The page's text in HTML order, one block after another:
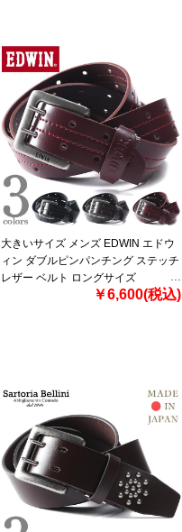
大きいサイズ メンズ EDWIN エドウ
ィン ダブルピンパンチング ステッチ
レザー ベルト ロングサイズ
￥6,600(税込)